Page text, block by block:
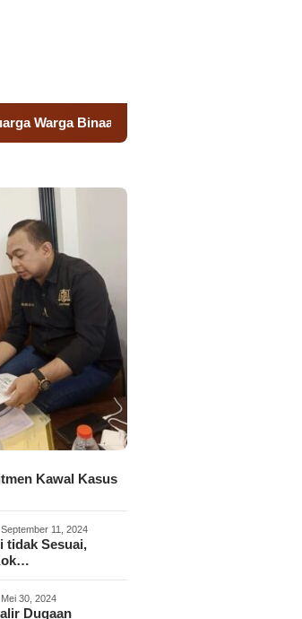
Donor Darah Semarak HUT RI, Lapas
Kawal Kasus
September 11, 2024
tidak Sesuai,
Mei 30, 2024
Dugaan